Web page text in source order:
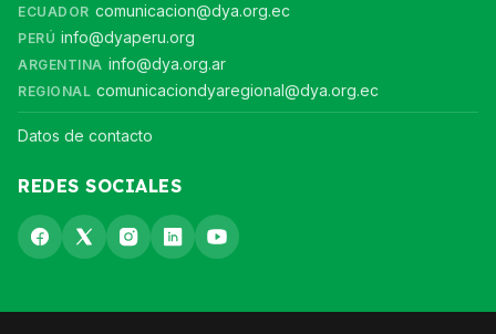
ECUADOR comunicacion@dya.org.ec
PERÚ info@dyaperu.org
ARGENTINA info@dya.org.ar
REGIONAL comunicaciondyaregional@dya.org.ec
Datos de contacto
REDES SOCIALES